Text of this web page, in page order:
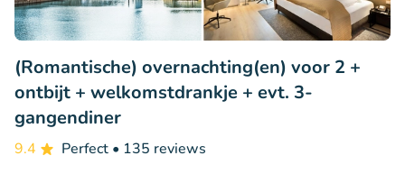
(Romantische) overnachting(en) voor 2 +
ontbijt + welkomstdrankje + evt. 3-
gangendiner
9.4 Perfect • 135 reviews